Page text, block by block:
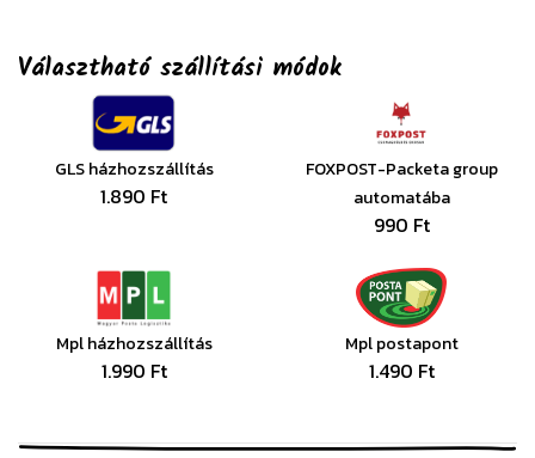
Választható szállítási módok
GLS házhozszállítás
1.890 Ft
FOXPOST-Packeta group
automatába
990 Ft
Mpl házhozszállítás
1.990 Ft
Mpl postapont
1.490 Ft